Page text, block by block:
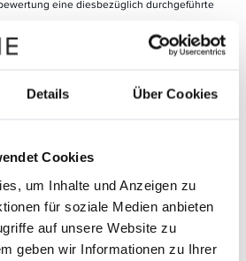
Details Über Cookies
Cookies
um Inhalte und Anzeigen zu
für soziale Medien anbieten
auf unsere Website zu
geben wir Informationen zu Ihrer
eine diesbezüglich durchgeführte
durch den regelmäßigen
Antitranspirantien sind
Kenntnisstand
die Gesamtaufnahme über die
wie Lebensmittel oder aluminiumhaltige
zu betrachten.Der Beitrag von
zur Gesamtbelastung mit
geringer, als bisher angenommen.“